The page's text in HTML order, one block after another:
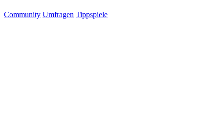
Community Umfragen Tippspiele